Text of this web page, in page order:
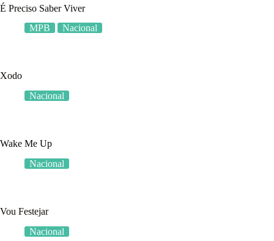
É Preciso Saber Viver
MPB
Nacional
Xodo
Nacional
Wake Me Up
Nacional
Vou Festejar
Nacional